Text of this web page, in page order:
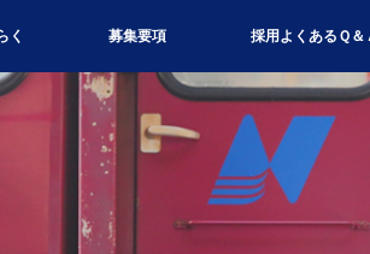
く 募集要項 採用よくあるＱ＆